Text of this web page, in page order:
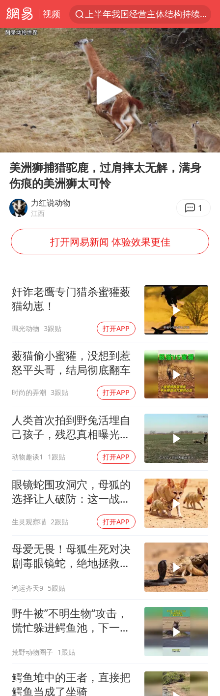
视频
俄称边境州遭乌大规模袭击已致13伤
杭州机场已取消航班388架次
于东来回应胖东来近25年老店年底关闭
浙江省委书记：该停下的坚决停下来
中国籍豪华游艇富商之子在泰国被杀
白海豚北上或致京津冀暴雨
美将每月供乌爱国者拦截导弹
国足U17与阿森纳决赛取消 并列冠军
10余省份将出现强风雨 局地特大暴雨
新疆一婚礼线上邀请引热议
云南一男子胃中取出180颗铁钉
奋力开创中国式现代化建设新局面
Play
00:00 02:04
美洲狮捕猎驼鹿，过肩摔太无解，满身
伤痕的美洲狮太可怜
力红说动物
江西 1
打开网易新闻 体验效果更佳
奸诈老鹰专门猎杀蜜獾薮
猫幼崽！
珮光动物 3跟贴 打开APP
薮猫偷小蜜獾，没想到惹
怒平头哥，结局彻底翻车
时尚的弄潮 3跟贴 打开APP
人类首次拍到野兔活埋自
己孩子，残忍真相曝光后
动物趣谈1 1跟贴 打开APP
眼镜蛇围攻洞穴，母狐的
选择让人破防：这一战，
生灵观察喵 2跟贴 打开APP
母爱无畏！母狐生死对决
剧毒眼镜蛇，绝地拯救幼
鸿运齐天9 5跟贴
野牛被”不明生物“攻击，
慌忙躲进鳄鱼池，下一幕
荒野动物圈子 1跟贴
鳄鱼堆中的王者，直接把
鳄鱼当成了坐骑